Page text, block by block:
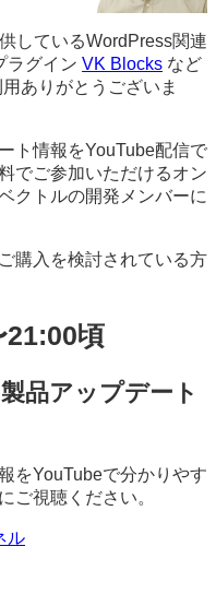
しているWordPress関連
ラグイン VK Blocks など
ありがとうございま
ト情報をYouTube配信で
でご参加いただけるオン
クトルの開発メンバーに
購入を検討されている方
21:00頃
品アップデート
をYouTubeで分かりやす
ご視聴ください。
ル